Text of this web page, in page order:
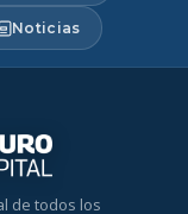
Noticias
de todos los